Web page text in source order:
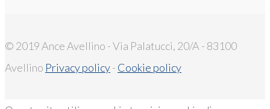
© 2019 Ance Avellino - Via Palatucci, 20/A - 83100
Avellino Privacy policy- Cookie policy